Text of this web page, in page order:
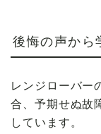
後悔の声から
レンジローバー
合、予期せぬ故
しています。